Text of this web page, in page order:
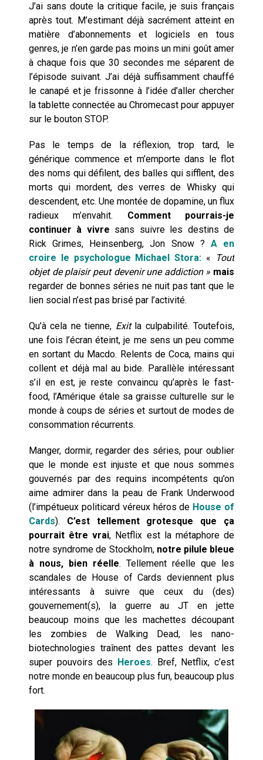
J’ai sans doute la critique facile, je suis français
après tout. M’estimant déjà sacrément atteint en
matière d’abonnements et logiciels en tous
genres, je n’en garde pas moins un mini goût amer
à chaque fois que 30 secondes me séparent de
l’épisode suivant. J’ai déjà suffisamment chauffé
le canapé et je frissonne à l’idée d’aller chercher
la tablette connectée au Chromecast pour appuyer
sur le bouton STOP.
Pas le temps de la réflexion, trop tard, le
générique commence et m’emporte dans le flot
des noms qui défilent, des balles qui sifflent, des
morts qui mordent, des verres de Whisky qui
descendent, etc. Une montée de dopamine, un flux
radieux m’envahit. Comment pourrais-je
continuer à vivre sans suivre les destins de
Rick Grimes, Heinsenberg, Jon Snow ? A en
croire le psychologue Michael Stora: «
Tout
objet de plaisir peut devenir une addiction » mais
regarder de bonnes séries ne nuit pas tant que le
lien social n’est pas brisé par l’activité.
Qu’à cela ne tienne, Exitla culpabilité. Toutefois,
une fois l’écran éteint, je me sens un peu comme
en sortant du Macdo. Relents de Coca, mains qui
collent et déjà mal au bide. Parallèle intéressant
s’il en est, je reste convaincu qu’après le fast-
food, l’Amérique étale sa graisse culturelle sur le
monde à coups de séries et surtout de modes de
consommation récurrents.
Manger, dormir, regarder des séries, pour oublier
que le monde est injuste et que nous sommes
gouvernés par des requins incompétents qu’on
aime admirer dans la peau de Frank Underwood
(l’impétueux politicard véreux héros de House of
Cards). C’est tellement grotesque que ça
pourrait être vrai, Netflix est la métaphore de
notre syndrome de Stockholm, notre pilule bleue
à nous, bien réelle. Tellement réelle que les
scandales de House of Cards deviennent plus
intéressants à suivre que ceux du (des)
gouvernement(s), la guerre au JT en jette
beaucoup moins que les machettes découpant
les zombies de Walking Dead, les nano-
biotechnologies traînent des pattes devant les
super pouvoirs des
Heroes. Bref, Netflix, c’est
notre monde en beaucoup plus fun, beaucoup plus
fort.